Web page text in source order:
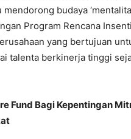
mendorong budaya
Program Rencana
yang bertujuan
talenta berkinerja tinggi
Fund Bagi Kepentingan